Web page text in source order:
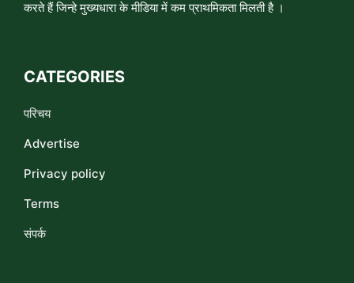
करते हैं जिन्हे मुख्यधारा के मीडिया में कम प्राथमिकता मिलती है ।
CATEGORIES
परिचय
Advertise
Privacy policy
Terms
संपर्क